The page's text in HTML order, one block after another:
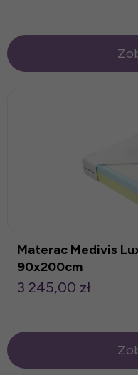
Materac Medivis
90x200cm
3 245,00 zł